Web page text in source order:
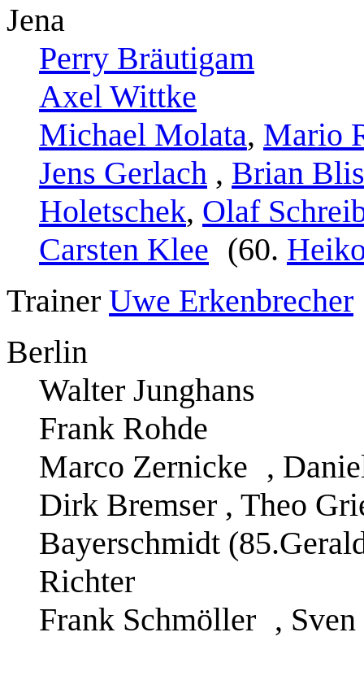
Jena
Perry Bräutigam
Axel Wittke
Michael Molata, Mario
Jens Gerlach , Brian
Holetschek, Olaf
Carsten Klee (60.
Trainer Uwe Erkenbrecher
Berlin
Walter Junghans
Frank Rohde
Marco Zernicke ,
Dirk Bremser , Theo
Bayerschmidt
Richter
Frank Schmöller ,